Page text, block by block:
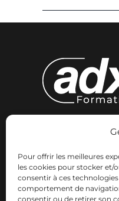
Pour offrir les meilleures
les cookies pour stocker et/
consentir à ces
comportement de
consentir ou de retirer son
Expertise et
votre réussite
des solutions